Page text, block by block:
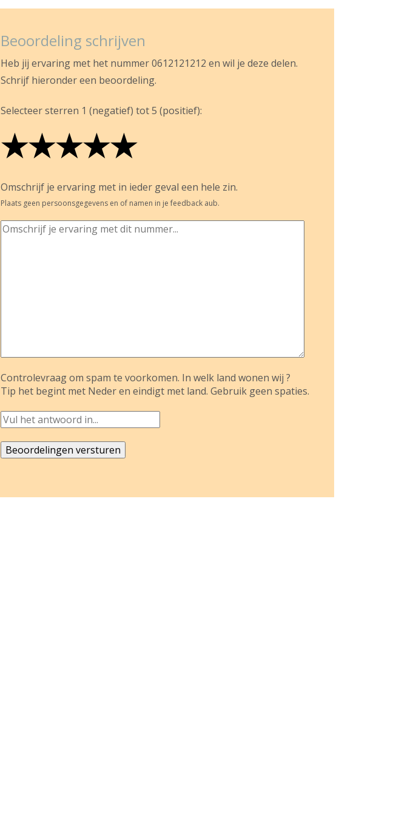
Beoordeling schrijven
Heb jij ervaring met het nummer 0612121212 en wil je deze delen.
Schrijf hieronder een beoordeling.
Selecteer sterren 1 (negatief) tot 5 (positief):
★
★★
★★★
★★★★
★★★★★
Omschrijf je ervaring met in ieder geval een hele zin.
Plaats geen persoonsgegevens en of namen in je feedback aub.
Controlevraag om spam te voorkomen. In welk land wonen wij ?
Tip het begint met Neder en eindigt met land. Gebruik geen spaties.